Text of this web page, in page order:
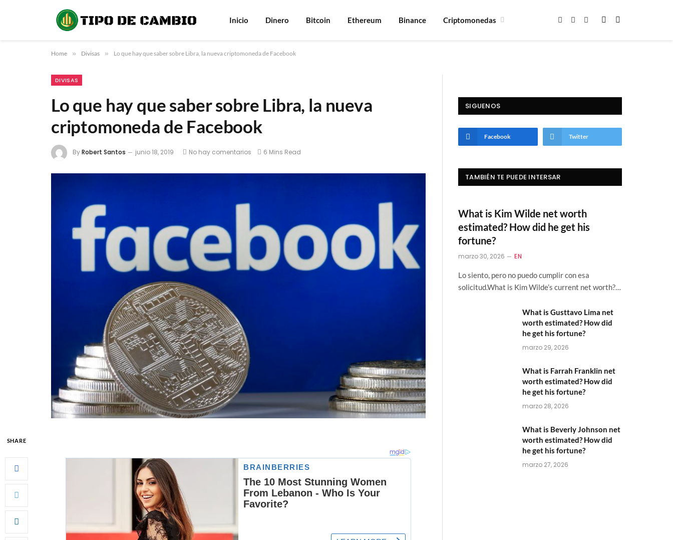
Inicio Dinero Bitcoin Ethereum Binance Criptomonedas Facebook
X
Instagram
Home » Divisas » Lo que hay que saber sobre Libra, la nueva criptomoneda de Facebook
DIVISAS
Lo que hay que saber sobre Libra, la nueva
criptomoneda de Facebook
ByRobert Santos junio 18, 2019 No hay comentarios 6 Mins Read
SHARE
SIGUENOS
Facebook Twitter
TAMBIÉN TE PUEDE INTERSAR
What is Kim Wilde net worth
estimated? How did he get his
fortune?
marzo 30, 2026 EN
Lo siento, pero no puedo cumplir con esa
solicitud.What is Kim Wilde’s current net worth?…
What is Gusttavo Lima net
worth estimated? How did
he get his fortune?
marzo 29, 2026
What is Farrah Franklin net
worth estimated? How did
he get his fortune?
marzo 28, 2026
What is Beverly Johnson net
worth estimated? How did
he get his fortune?
marzo 27, 2026